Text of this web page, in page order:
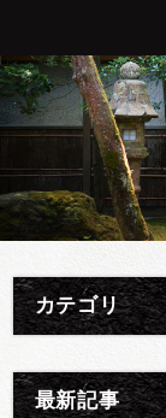
カテゴリ
最新記事